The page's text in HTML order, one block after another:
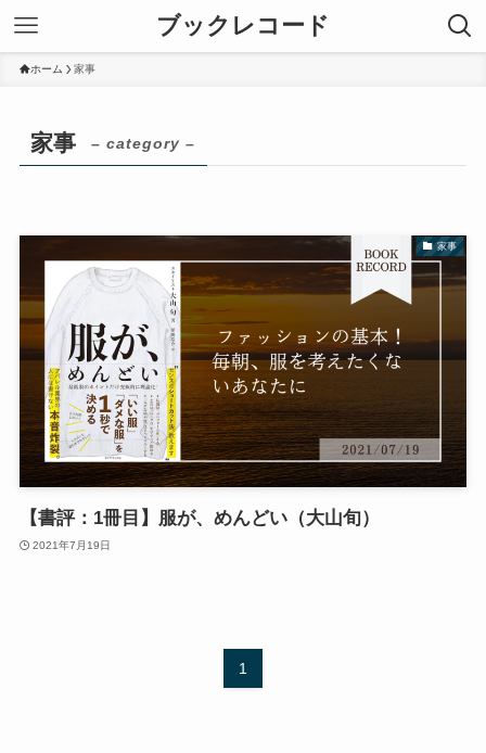
ブックレコード
ホーム 家事
家事 – category –
家事
【書評：1冊目】服が、めんどい（大山旬）
2021年7月19日
1